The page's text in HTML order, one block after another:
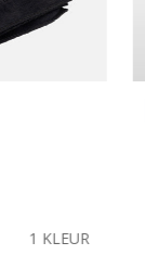
1 KLEUR